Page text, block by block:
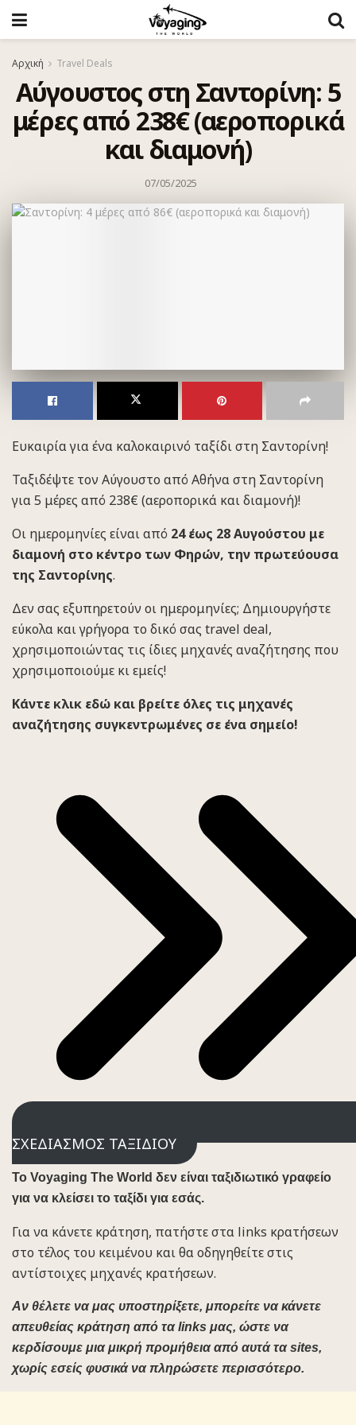
Αρχική Travel Deals
Αύγουστος στη Σαντορίνη: 5
μέρες από 238€ (αεροπορικά
και διαμονή)
07/05/2025
Ευκαιρία για ένα καλοκαιρινό ταξίδι στη Σαντορίνη!
Ταξιδέψτε τον Αύγουστο από Αθήνα στη Σαντορίνη
για 5 μέρες από 238€ (αεροπορικά και διαμονή)!
Οι ημερομηνίες είναι από 24 έως 28 Αυγούστου με
διαμονή στο κέντρο των Φηρών, την πρωτεύουσα
της Σαντορίνης.
Δεν σας εξυπηρετούν οι ημερομηνίες; Δημιουργήστε
εύκολα και γρήγορα το δικό σας travel deal,
χρησιμοποιώντας τις ίδιες μηχανές αναζήτησης που
χρησιμοποιούμε κι εμείς!
Κάντε κλικ εδώ και βρείτε όλες τις μηχανές
αναζήτησης συγκεντρωμένες σε ένα σημείο!
ΣΧΕΔΙΑΣΜΟΣ ΤΑΞΙΔΙΟΥ
To Voyaging The World δεν είναι ταξιδιωτικό γραφείο
για να κλείσει το ταξίδι για εσάς.
Για να κάνετε κράτηση, πατήστε στα links κρατήσεων
στο τέλος του κειμένου και θα οδηγηθείτε στις
αντίστοιχες μηχανές κρατήσεων.
Αν θέλετε να μας υποστηρίξετε, μπορείτε να κάνετε
απευθείας κράτηση από τα links μας, ώστε να
κερδίσουμε μια μικρή προμήθεια από αυτά τα sites,
χωρίς εσείς φυσικά να πληρώσετε περισσότερο.